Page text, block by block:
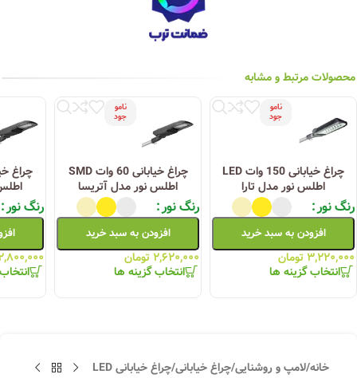
محصولات مرتبط و مشابه
نامو
جود
چراغ خیابانی 150 وات LED
اطلس نور مدل تارا
رنگ نور
افزودن به سبد خرید
۳,۲۲۰,۰۰۰ تومان
انتخاب گزینه ها
نامو
جود
چراغ خیابانی 60 وات SMD
اطلس نور مدل آتریسا
رنگ نور
افزودن به سبد خرید
۲,۶۲۰,۰۰۰ تومان
انتخاب گزینه ها
رنگ نور
خانه/لامپ و روشنایی/چراغ خیابانی/چراغ خیابانی LED